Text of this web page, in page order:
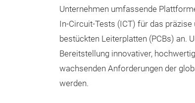
Unternehmen umfassende
In-Circuit-Tests (ICT) für das
bestückten Leiterplatten (PCBs) an.
Bereitstellung innovativer,
wachsenden Anforderungen der
werden.